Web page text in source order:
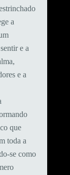
a
e a
e a
que
toda a
se como